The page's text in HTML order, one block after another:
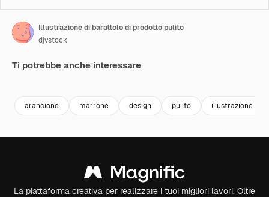
Illustrazione di barattolo di prodotto pulito
djvstock
Ti potrebbe anche interessare
arancione marrone design pulito illustrazione
La piattaforma creativa per realizzare i tuoi migliori lavori. Oltre